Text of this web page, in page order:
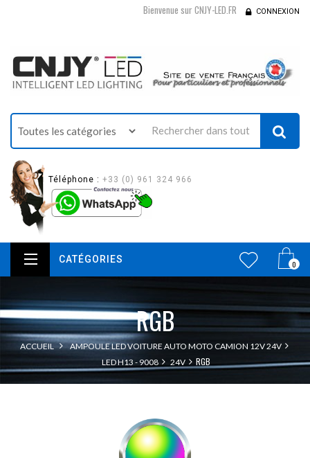
Bienvenue sur CNJY-LED.FR CONNEXION
Téléphone : +33 (0) 961 324 966
0
CATÉGORIES
RGB
ACCUEIL
AMPOULE LED VOITURE AUTO MOTO CAMION 12V 24V
LED H13 - 9008
24V RGB